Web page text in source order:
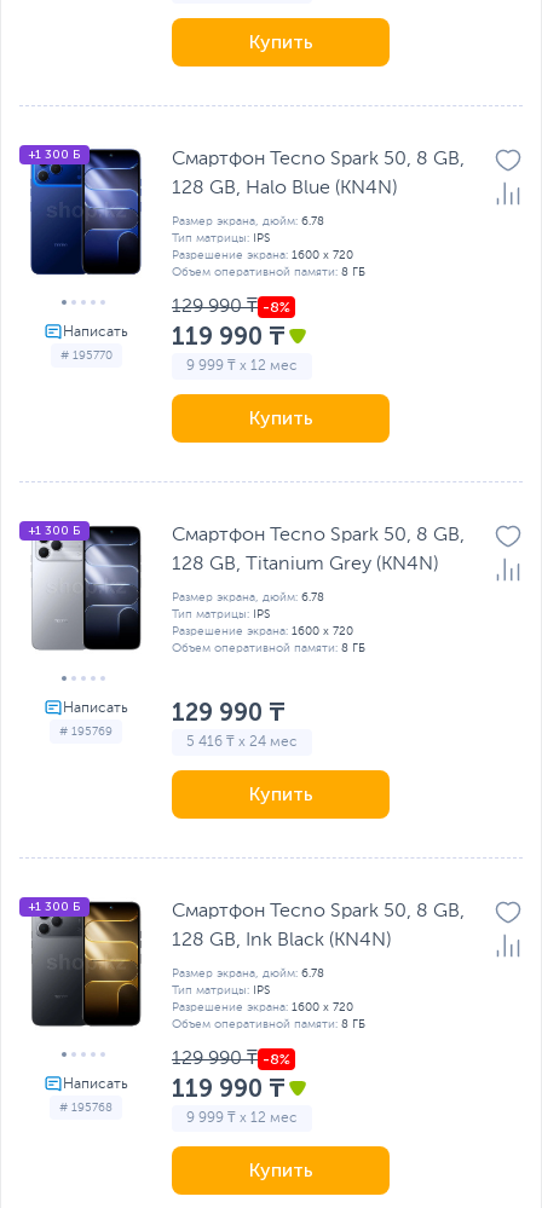
Купить
# 195770
+1 300 Б
Смартфон Tecno Spark 50, 8 GB,
128 GB, Halo Blue (KN4N)
Размер экрана, дюйм: 6.78
Тип матрицы:
IPS
Разрешение экрана: 1600 x 720
Объем оперативной памяти: 8 ГБ
129 990 ₸
119 990 ₸
9 999 ₸ x 12 мес
Купить
# 195769
+1 300 Б
Смартфон Tecno Spark 50, 8 GB,
128 GB, Titanium Grey (KN4N)
Размер экрана, дюйм: 6.78
Тип матрицы:
IPS
Разрешение экрана: 1600 x 720
Объем оперативной памяти: 8 ГБ
129 990 ₸
5 416 ₸ x 24 мес
Купить
# 195768
+1 300 Б
Смартфон Tecno Spark 50, 8 GB,
128 GB, Ink Black (KN4N)
Размер экрана, дюйм: 6.78
Тип матрицы:
IPS
Разрешение экрана: 1600 x 720
Объем оперативной памяти: 8 ГБ
129 990 ₸
119 990 ₸
9 999 ₸ x 12 мес
Купить